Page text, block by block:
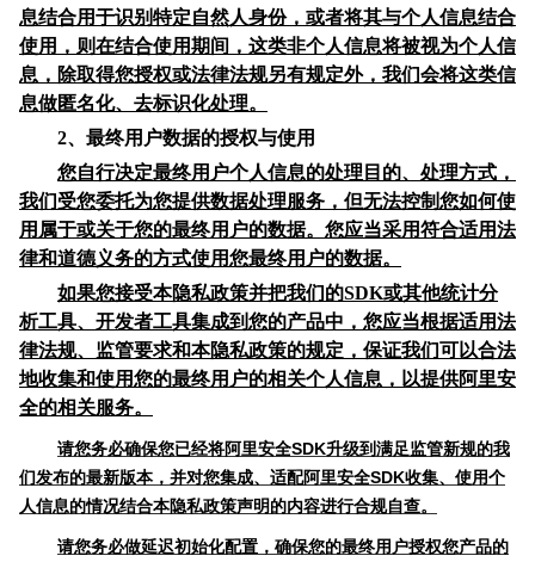
息结合用于识别特定自然人身份，或者将其与个人信息结合
使用，则在结合使用期间，这类非个人信息将被视为个人信
息，除取得您授权或法律法规另有规定外，我们会将这类信
息做匿名化、去标识化处理。
2、最终用户数据的授权与使用
您自行决定最终用户个人信息的处理目的、处理方式，
我们受您委托为您提供数据处理服务，但无法控制您如何使
用属于或关于您的最终用户的数据。您应当采用符合适用法
律和道德义务的方式使用您最终用户的数据。
如果您接受本隐私政策并把我们的SDK或其他统计分
析工具、开发者工具集成到您的产品中，您应当根据适用法
律法规、监管要求和本隐私政策的规定，保证我们可以合法
地收集和使用您的最终用户的相关个人信息，以提供阿里安
全的相关服务。
请您务必确保您已经将阿里安全SDK升级到满足监管新规的我
们发布的最新版本，并对您集成、适配阿里安全SDK收集、使用个
人信息的情况结合本隐私政策声明的内容进行合规自查。
请您务必做延迟初始化配置，确保您的最终用户授权您产品的